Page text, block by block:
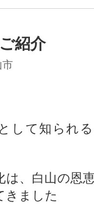
紹介
市
して知られ
は、白山の恩
きました